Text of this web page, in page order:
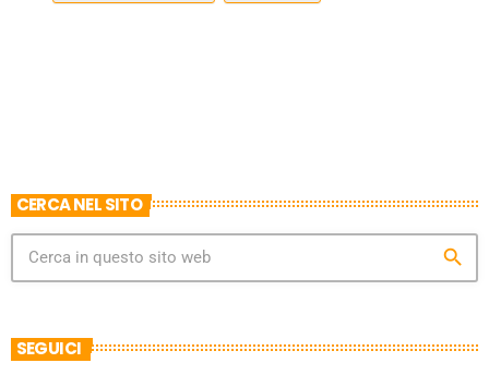
CERCA NEL SITO
search
SEGUICI